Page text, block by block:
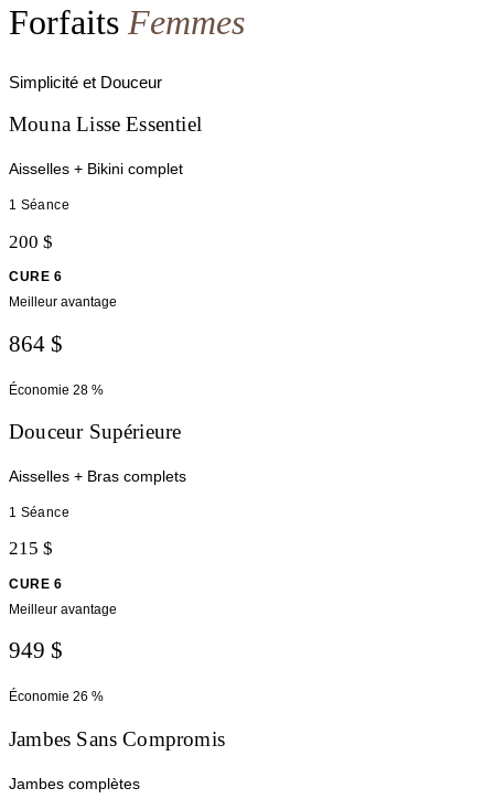
Forfaits Femmes
Simplicité et Douceur
Mouna Lisse Essentiel
Aisselles + Bikini complet
1 Séance
200 $
CURE 6
Meilleur avantage
864 $
Économie 28 %
Douceur Supérieure
Aisselles + Bras complets
1 Séance
215 $
CURE 6
Meilleur avantage
949 $
Économie 26 %
Jambes Sans Compromis
Jambes complètes